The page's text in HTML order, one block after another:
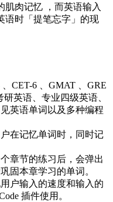
肌肉记忆 ，而英语输入
语时「提笔忘字」的现
CET-6 、GMAT 、GRE
英语、专业四级英语、
英语单词以及多种编程
在记忆单词时，同时记
章节的练习后，会弹出
固本章学习的单词。
户输入的速度和输入的
插件使用。